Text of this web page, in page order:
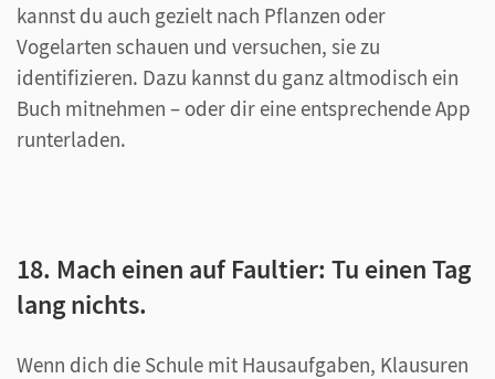
kannst du auch gezielt nach Pflanzen oder
Vogelarten schauen und versuchen, sie zu
identifizieren. Dazu kannst du ganz altmodisch ein
Buch mitnehmen – oder dir eine entsprechende App
runterladen.
18. Mach einen auf Faultier: Tu einen Tag
lang nichts.
Wenn dich die Schule mit Hausaufgaben, Klausuren